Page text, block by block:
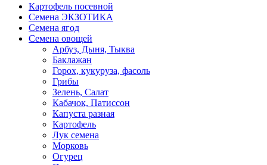
Картофель посевной
Семена ЭКЗОТИКА
Семена ягод
Семена овощей
Арбуз, Дыня, Тыква
Баклажан
Горох, кукуруза, фасоль
Грибы
Зелень, Салат
Кабачок, Патиссон
Капуста разная
Картофель
Лук семена
Морковь
Огурец